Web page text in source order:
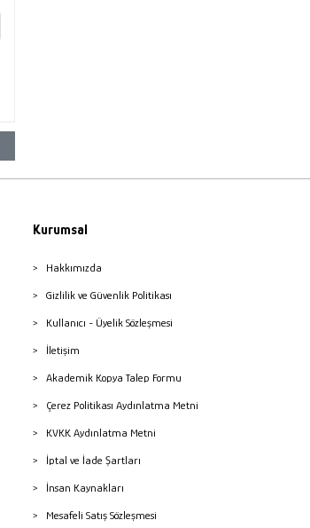
Kurumsal
Hakkımızda
Gizlilik ve Güvenlik Politikası
Kullanıcı - Üyelik Sözleşmesi
İletişim
Akademik Kopya Talep Formu
Çerez Politikası Aydınlatma Metni
KVKK Aydınlatma Metni
İptal ve İade Şartları
İnsan Kaynakları
Mesafeli Satış Sözleşmesi